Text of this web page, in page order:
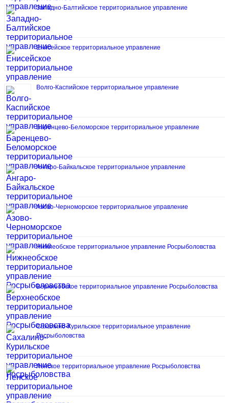
Западно-Балтийское территориальное управление
Енисейское территориальное управление
Волго-Каспийское территориальное управление
Баренцево-Беломорское территориальное управление
Ангаро-Байкальское территориальное управление
Азово-Черноморское территориальное управление
Нижнеобское территориальное управление Росрыболовства
Верхнеобское территориальное управление Росрыболовства
Сахалино-Курильское территориальное управление
Росрыболовства
Ленское территориальное управление Росрыболовства